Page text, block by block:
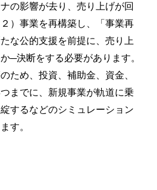
の影響が去り、売り上げが回
）事業を再構築し、「事業再
な公的支援を前提に、売り上
─決断をする必要があります。
ため、投資、補助金、資金、
までに、新規事業が軌道に乗
するなどのシミュレーション
す。